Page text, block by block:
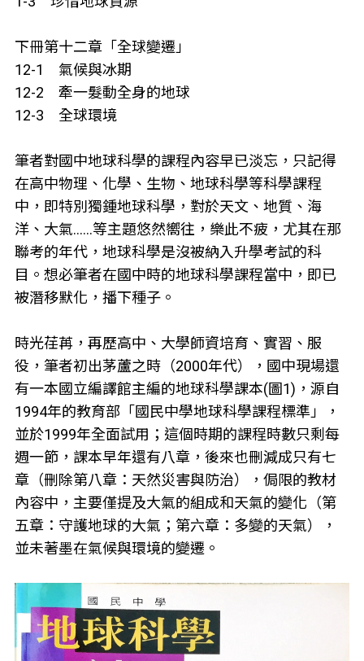
下冊第十二章「全球變遷」
12-1 氣候與冰期
12-2 牽一髮動全身的地球
12-3 全球環境
筆者對國中地球科學的課程內容早已淡忘，只記得
在高中物理、化學、生物、地球科學等科學課程
中，即特別獨鍾地球科學，對於天文、地質、海
洋、大氣……等主題悠然嚮往，樂此不疲，尤其在那
聯考的年代，地球科學是沒被納入升學考試的科
目。想必筆者在國中時的地球科學課程當中，即已
被潛移默化，播下種子。
時光荏苒，再歷高中、大學師資培育、實習、服
役，筆者初出茅蘆之時（2000年代），國中現場還
有一本國立編譯館主編的地球科學課本(圖1)，源自
1994年的教育部「國民中學地球科學課程標準」，
並於1999年全面試用；這個時期的課程時數只剩每
週一節，課本早年還有八章，後來也刪減成只有七
章（刪除第八章：天然災害與防治），侷限的教材
內容中，主要僅提及大氣的組成和天氣的變化（第
五章：守護地球的大氣；第六章：多變的天氣），
並未著墨在氣候與環境的變遷。